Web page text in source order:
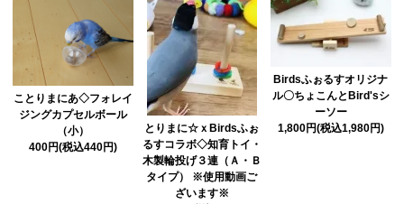
ことりまにあ◇フォレイ
ジングカプセルボール
（小）
400円(税込440円)
とりまに☆ｘBirdsふぉ
るすコラボ◇知育トイ・
木製輪投げ３連（Ａ・Ｂ
タイプ） ※使用動画ご
ざいます※
Birdsふぉるすオリジナ
ル〇ちょこんとBird'sシ
ーソー
1,800円(税込1,980円)